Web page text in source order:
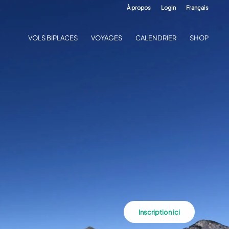
Inscription ici
À propos Login Français
VOLS BIPLACES VOYAGES CALENDRIER SHOP